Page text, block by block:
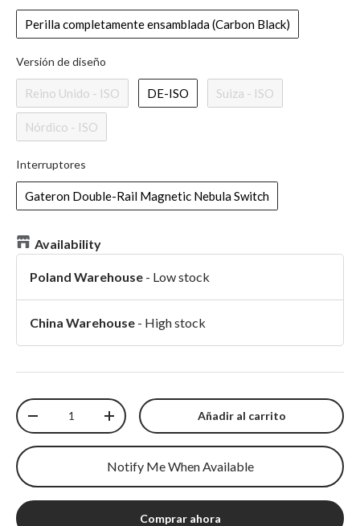
Perilla completamente ensamblada (Carbon Black)
Versión de diseño
Reino Unido - ISO DE-ISO Suiza - ISO
Nórdico - ISO
Interruptores
Gateron Double-Rail Magnetic Nebula Switch
Availability
Poland Warehouse - Low stock
China Warehouse - High stock
Cantidad
Disminuir cantidadAumentar cantidadAñadir al carrito
Notify Me When Available
Comprar ahora